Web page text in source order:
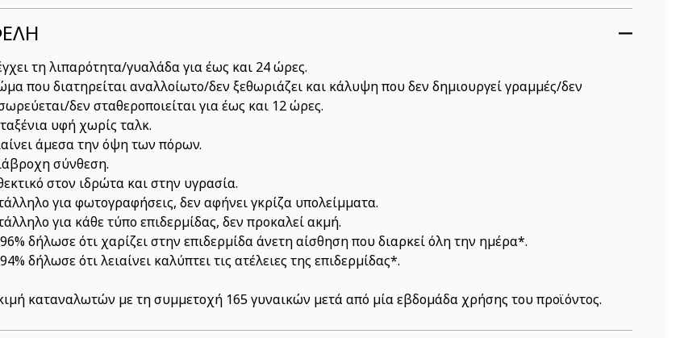
τη λιπαρότητα/γυαλάδα για έως και 24 ώρες.
που διατηρείται αναλλοίωτο/δεν ξεθωριάζει και κάλυψη που δεν δημιουργεί γραμμές/δεν
δεν σταθεροποιείται για έως και 12 ώρες.
υφή χωρίς ταλκ.
άμεσα την όψη των πόρων.
σύνθεση.
στον ιδρώτα και στην υγρασία.
για φωτογραφήσεις, δεν αφήνει γκρίζα υπολείμματα.
για κάθε τύπο επιδερμίδας, δεν προκαλεί ακμή.
δήλωσε ότι χαρίζει στην επιδερμίδα άνετη αίσθηση που διαρκεί όλη την ημέρα*.
δήλωσε ότι λειαίνει καλύπτει τις ατέλειες της επιδερμίδας*.
καταναλωτών με τη συμμετοχή 165 γυναικών μετά από μία εβδομάδα χρήσης του προϊόντος.